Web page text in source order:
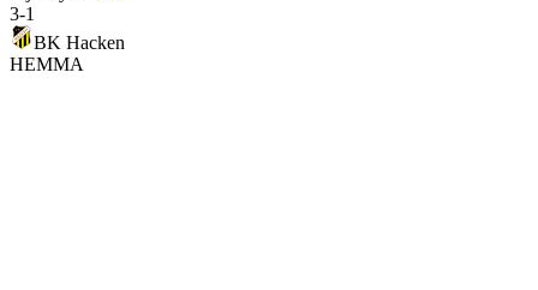
3-1
BK Hacken
HEMMA